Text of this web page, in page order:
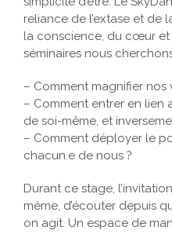
collective, cheminer vers
simplicité d’être. Le
reliance de l’extase et de
la conscience, du cœur et
séminaires nous cherchons :
– Comment magnifier nos
– Comment entrer en lien
de soi-même, et
– Comment déployer le
chacun.e de nous ?
Durant ce stage,
même, d’écouter depuis